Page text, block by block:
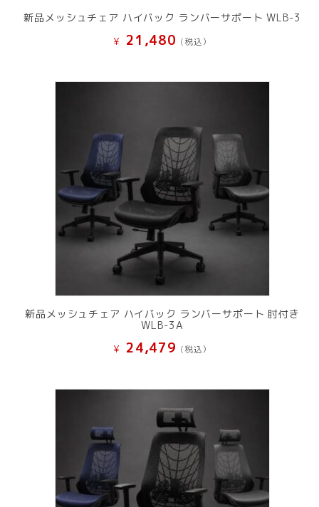
新品メッシュチェア ハイバック ランバーサポート WLB-3
¥ 21,480 (税込）
新品メッシュチェア ハイバック ランバーサポート 肘付き
WLB-3A
¥ 24,479 (税込）